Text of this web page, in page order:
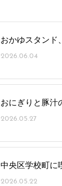
おかゆスタンド
2026.06.04
おにぎりと豚汁
2026.05.27
中央区学校町に
2026.05.22